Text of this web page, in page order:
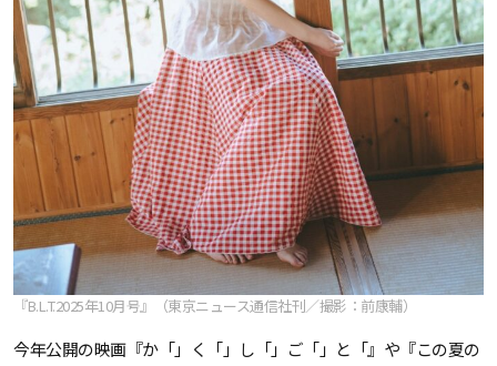
『B.L.T.2025年10月号』（東京ニュース通信社刊／撮影：前康輔）
今年公開の映画『か「」く「」し「」ご「」と「』や『この夏の